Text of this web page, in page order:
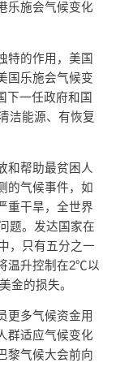
乐施会气候变化
特的作用，美国
国乐施会气候变
下一任政府和国
洁能源、有恢复
和帮助最贫困人
的气候事件，如
重干旱，全世界
题。发达国家在
，只有五分之一
温升控制在2℃以
金的损失。
更多气候资金用
群适应气候变化
黎气候大会前向